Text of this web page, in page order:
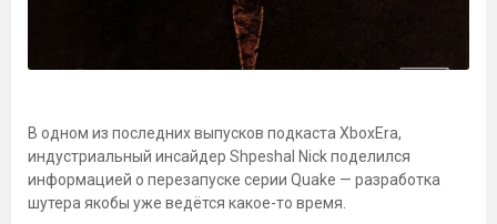
В одном из последних выпусков подкаста XboxEra,
индустриальный инсайдер Shpeshal Nick поделился
информацией о перезапуске серии Quake — разработка
шутера якобы уже ведётся какое-то время.